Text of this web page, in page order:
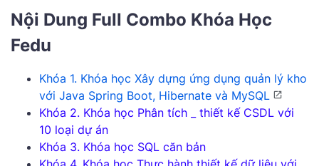
Nội Dung Full Combo Khóa Học
Fedu
Khóa 1. Khóa học Xây dựng ứng dụng quản lý kho
với Java Spring Boot, Hibernate và MySQL
Khóa 2. Khóa học Phân tích _ thiết kế CSDL với
10 loại dự án
Khóa 3. Khóa học SQL căn bản